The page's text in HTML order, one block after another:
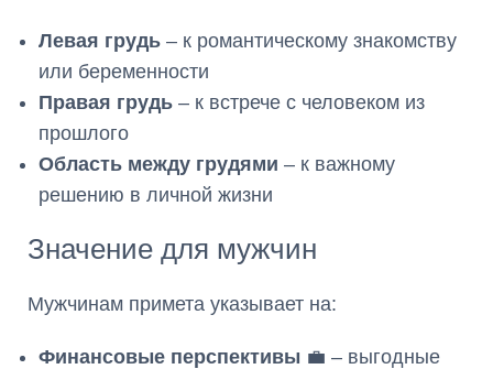
Левая грудь – к романтическому знакомству
или беременности
Правая грудь – к встрече с человеком из
прошлого
Область между грудями – к важному
решению в личной жизни
Значение для мужчин
Мужчинам примета указывает на:
Финансовые перспективы 💼 – выгодные